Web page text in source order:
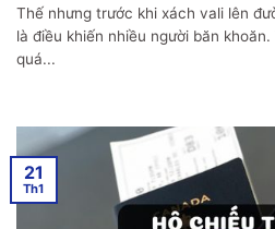
Thế nhưng trước khi xách vali lên
là điều khiến nhiều người băn
quá...
21
Th1